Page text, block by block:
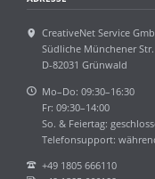
CreativeNet Service
Südliche Münchener
D-82031 Grünwald
Mo–Do: 09:30–16:30
Fr: 09:30–14:00
So. & Feiertag:
Telefonsupport:
+49 1805 666110